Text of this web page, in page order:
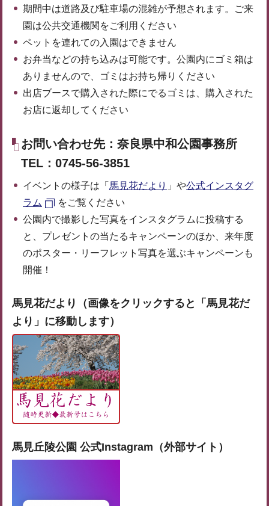
期間中は道路及び駐車場の混雑が予想されます。ご来
園は公共交通機関をご利用ください
ペットを連れての入園はできません
お弁当などの持ち込みは可能です。公園内にゴミ箱は
ありませんので、ゴミはお持ち帰りください
出店ブースで購入された際にでるゴミは、購入された
お店に返却してください
お問い合わせ先：奈良県中和公園事務所
TEL：0745-56-3851
イベントの様子は「 馬見花だより 」や公式インスタグ
ラム
をご覧ください
公園内で撮影した写真をインスタグラムに投稿する
と、プレゼントの当たるキャンペーンのほか、来年度
のポスター・リーフレット写真を選ぶキャンペーンも
開催！
馬見花だより（画像をクリックすると「馬見花だ
より」に移動します）
馬見丘陵公園 公式Instagram（外部サイト）